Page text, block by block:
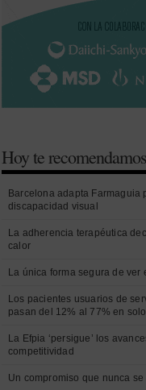
Hoy te recomendamos
Barcelona adapta Farmaguia
discapacidad visual
La adherencia terapéutica
calor
La única forma segura de ver
Los pacientes usuarios de
pasan del 12% al 77% en
La Efpia ‘persigue’ los
competitividad
Un compromiso que nunca se